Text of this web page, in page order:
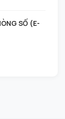
SỐ (E-